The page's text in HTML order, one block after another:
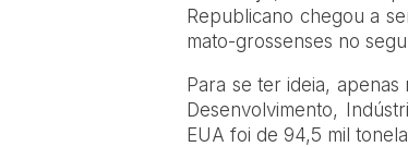
Republicano chegou a
mato-grossenses no
Para se ter ideia,
Desenvolvimento,
EUA foi de 94,5 mil